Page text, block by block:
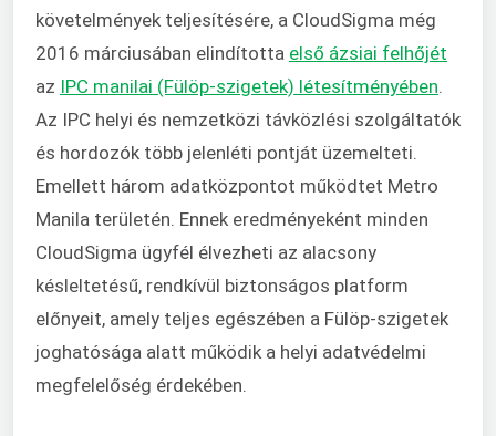
követelmények teljesítésére, a CloudSigma még
2016 márciusában elindította első ázsiai felhőjét
az IPC manilai (Fülöp-szigetek) létesítményében.
Az IPC helyi és nemzetközi távközlési szolgáltatók
és hordozók több jelenléti pontját üzemelteti.
Emellett három adatközpontot működtet Metro
Manila területén. Ennek eredményeként minden
CloudSigma ügyfél élvezheti az alacsony
késleltetésű, rendkívül biztonságos platform
előnyeit, amely teljes egészében a Fülöp-szigetek
joghatósága alatt működik a helyi adatvédelmi
megfelelőség érdekében.